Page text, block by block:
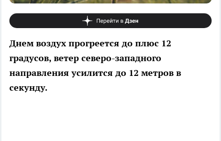
Днем воздух прогреется до плюс 12
градусов, ветер северо-западного
направления усилится до 12 метров в
секунду.